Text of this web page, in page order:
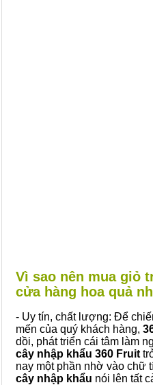
Vì sao nên mua giỏ
cửa hàng hoa quả
- Uy tín, chất lượng: Để
mến của quý khách hàng,
dồi, phát triển cái tâm làm
cây nhập khẩu 360 Fruit
nay một phần nhờ vào chữ
cây nhập khẩu nói lên tất